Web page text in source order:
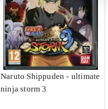
Naruto Shippuden - ultimate
ninja storm 3